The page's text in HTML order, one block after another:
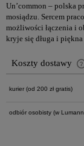
Un’common – polska
mosiądzu. Sercem
możliwości łączenia i
kryje się długa i
Koszty dostawy
Cena nie zawiera
kurier (od 200 zł gratis)
odbiór osobisty (w